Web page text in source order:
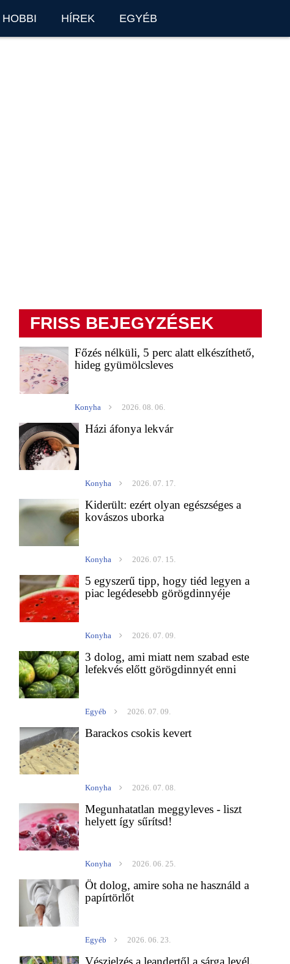
HOBBI HÍREK EGYÉB
FRISS BEJEGYZÉSEK
Főzés nélküli, 5 perc alatt elkészíthető,
hideg gyümölcsleves
Konyha 2026. 08. 06.
Házi áfonya lekvár
Konyha 2026. 07. 17.
Kiderült: ezért olyan egészséges a
kovászos uborka
Konyha 2026. 07. 15.
5 egyszerű tipp, hogy tiéd legyen a
piac legédesebb görögdinnyéje
Konyha 2026. 07. 09.
3 dolog, ami miatt nem szabad este
lefekvés előtt görögdinnyét enni
Egyéb 2026. 07. 09.
Barackos csokis kevert
Konyha 2026. 07. 08.
Megunhatatlan meggyleves - liszt
helyett így sűrítsd!
Konyha 2026. 06. 25.
Öt dolog, amire soha ne használd a
papírtörlőt
Egyéb 2026. 06. 23.
Vészjelzés a leandertől a sárga levél.